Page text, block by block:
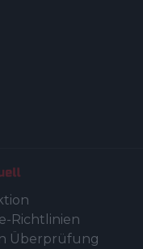
Richtlinien
Überprüfung